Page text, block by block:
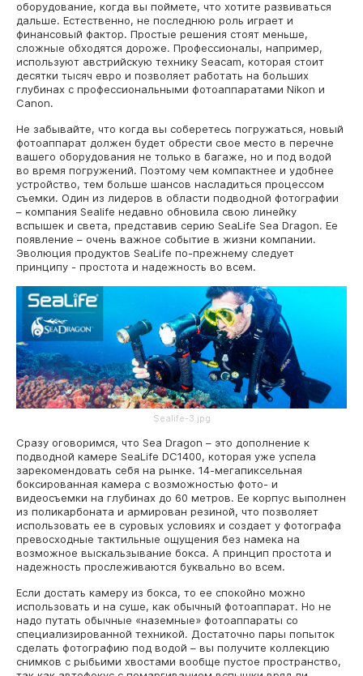
оборудование, когда вы поймете, что хотите развиваться
дальше. Естественно, не последнюю роль играет и
финансовый фактор. Простые решения стоят меньше,
сложные обходятся дороже. Профессионалы, например,
используют австрийскую технику Seacam, которая стоит
десятки тысяч евро и позволяет работать на больших
глубинах с профессиональными фотоаппаратами Nikon и
Canon.
Не забывайте, что когда вы соберетесь погружаться, новый
фотоаппарат должен будет обрести свое место в перечне
вашего оборудования не только в багаже, но и под водой
во время погружений. Поэтому чем компактнее и удобнее
устройство, тем больше шансов насладиться процессом
съемки. Один из лидеров в области подводной фотографии
– компания Sealife недавно обновила свою линейку
вспышек и света, представив серию SeaLife Sea Dragon. Ее
появление – очень важное событие в жизни компании.
Эволюция продуктов SeaLife по-прежнему следует
принципу - простота и надежность во всем.
Sealife-3.jpg
Сразу оговоримся, что Sea Dragon – это дополнение к
подводной камере SeaLife DC1400, которая уже успела
зарекомендовать себя на рынке. 14-мегапиксельная
боксированная камера с возможностью фото- и
видеосъемки на глубинах до 60 метров. Ее корпус выполнен
из поликарбоната и армирован резиной, что позволяет
использовать ее в суровых условиях и создает у фотографа
превосходные тактильные ощущения без намека на
возможное выскальзывание бокса. А принцип простота и
надежность прослеживаются буквально во всем.
Если достать камеру из бокса, то ее спокойно можно
использовать и на суше, как обычный фотоаппарат. Но не
надо путать обычные «наземные» фотоаппараты со
специализированной техникой. Достаточно пары попыток
сделать фотографию под водой – вы получите коллекцию
снимков с рыбьими хвостами вообще пустое пространство,